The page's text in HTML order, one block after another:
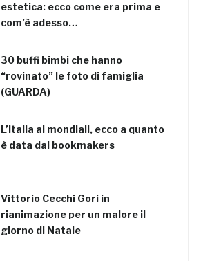
estetica: ecco come era prima e
com’è adesso…
30 buffi bimbi che hanno
“rovinato” le foto di famiglia
(GUARDA)
L’Italia ai mondiali, ecco a quanto
è data dai bookmakers
Vittorio Cecchi Gori in
rianimazione per un malore il
giorno di Natale